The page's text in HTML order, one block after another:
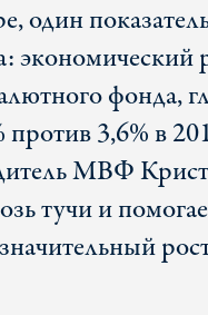
один
экономический
фонда,
против 3,6% в
МВФ
тучи и